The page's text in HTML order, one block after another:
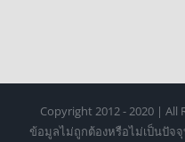
Copyright 2012 - 2020 |
ข้อมูลไม่ถูกต้องหรือไม่เป็นปัจ